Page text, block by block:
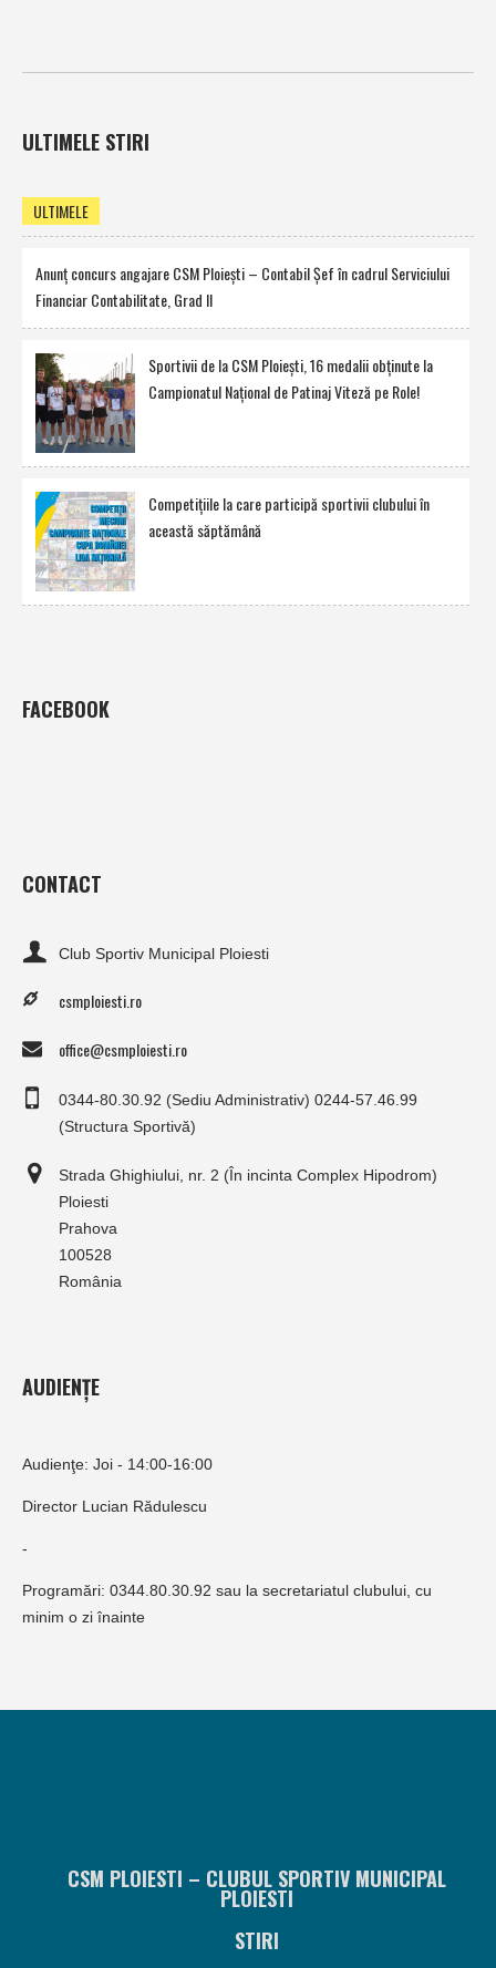
ULTIMELE STIRI
ULTIMELE
Anunţ concurs angajare CSM Ploieşti – Contabil Şef în cadrul Serviciului
Financiar Contabilitate, Grad II
Sportivii de la CSM Ploieşti, 16 medalii obţinute la
Campionatul Naţional de Patinaj Viteză pe Role!
Competiţiile la care participă sportivii clubului în
această săptămână
FACEBOOK
CONTACT
Club Sportiv Municipal Ploiesti
csmploiesti.ro
office@csmploiesti.ro
0344-80.30.92 (Sediu Administrativ) 0244-57.46.99
(Structura Sportivă)
Strada Ghighiului, nr. 2 (În incinta Complex Hipodrom)
Ploiesti
Prahova
100528
România
AUDIENȚE
Audienţe: Joi - 14:00-16:00
Director Lucian Rădulescu
-
Programări: 0344.80.30.92 sau la secretariatul clubului, cu
minim o zi înainte
CSM PLOIESTI – CLUBUL SPORTIV MUNICIPAL
PLOIESTI
STIRI